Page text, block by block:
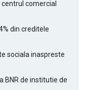
centrul comercial
din creditele
sociala inaspreste
BNR de institutie de